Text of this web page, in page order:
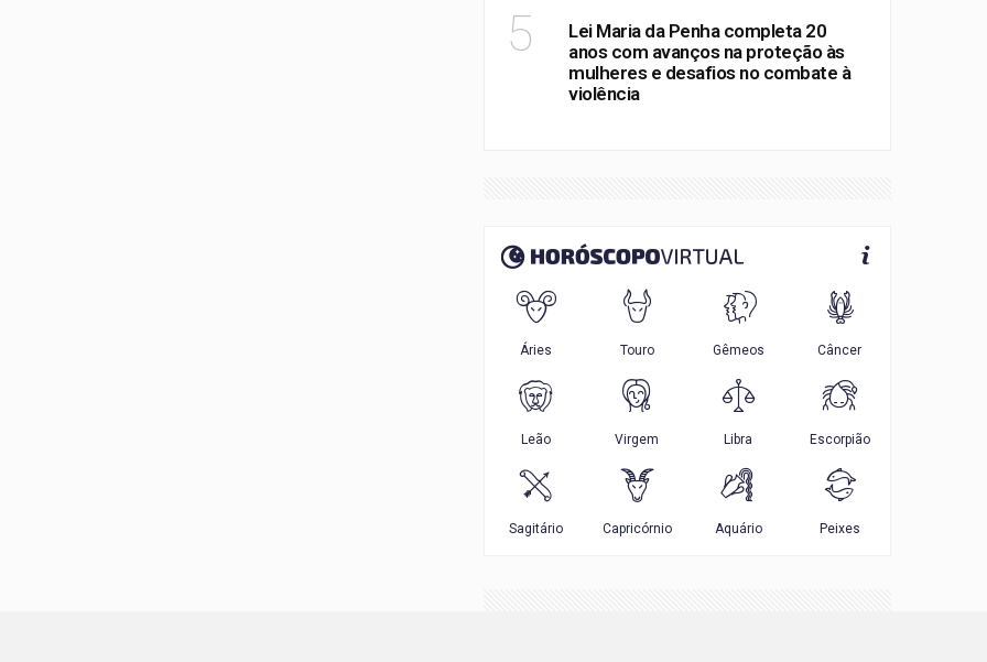
5
Lei Maria da Penha completa 20
anos com avanços na proteção às
mulheres e desafios no combate à
violência